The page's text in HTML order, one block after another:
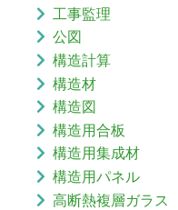
工事監理
公図
構造計算
構造材
構造図
構造用合板
構造用集成材
構造用パネル
高断熱複層ガラス